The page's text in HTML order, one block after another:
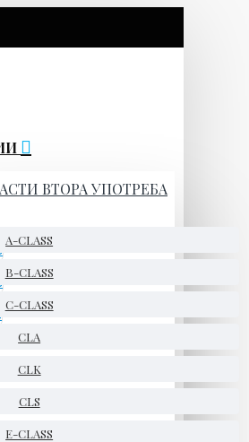
ВТОРА УПОТРЕБА
A-CLASS
B-CLASS
C-CLASS
CLA
CLK
CLS
E-CLASS